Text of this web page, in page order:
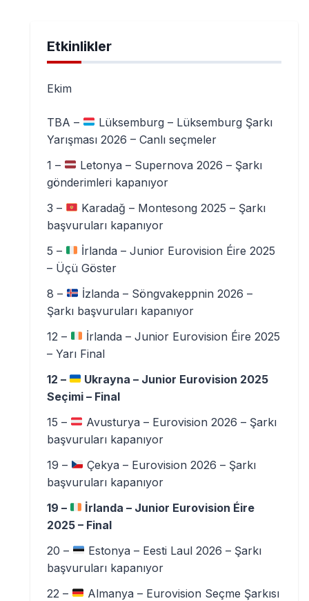
Etkinlikler
Ekim
TBA –
Lüksemburg – Lüksemburg Şarkı
Yarışması 2026 – Canlı seçmeler
1 –
Letonya – Supernova 2026 – Şarkı
gönderimleri kapanıyor
3 –
Karadağ – Montesong 2025 – Şarkı
başvuruları kapanıyor
5 –
İrlanda – Junior Eurovision Éire 2025
– Üçü Göster
8 –
İzlanda – Söngvakeppnin 2026 –
Şarkı başvuruları kapanıyor
12 –
İrlanda – Junior Eurovision Éire 2025
– Yarı Final
12 –
Ukrayna – Junior Eurovision 2025
Seçimi – Final
15 –
Avusturya – Eurovision 2026 – Şarkı
başvuruları kapanıyor
19 –
Çekya – Eurovision 2026 – Şarkı
başvuruları kapanıyor
19 –
İrlanda – Junior Eurovision Éire
2025 – Final
20 –
Estonya – Eesti Laul 2026 – Şarkı
başvuruları kapanıyor
22 –
Almanya – Eurovision Seçme Şarkısı